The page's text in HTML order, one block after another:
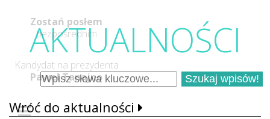
AKTUALNOŚCI
Wróć do aktualności
Zostań posłem
bezpośrednim
Kandydat na prezydenta
Paweł Tanajno